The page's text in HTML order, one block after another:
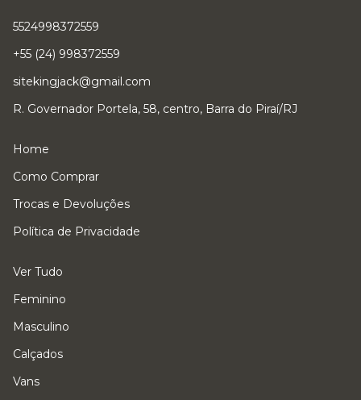
5524998372559
+55 (24) 998372559
sitekingjack@gmail.com
R. Governador Portela, 58, centro, Barra do Piraí/RJ
Home
Como Comprar
Trocas e Devoluções
Política de Privacidade
Ver Tudo
Feminino
Masculino
Calçados
Vans